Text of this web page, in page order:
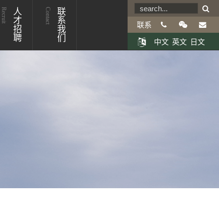
联系
中文 英文 日文
人才招聘
Recruit 联系我们
Contact